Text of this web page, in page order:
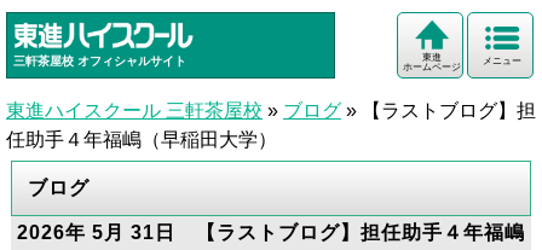
三軒茶屋校 オフィシャルサイト メニュー
東進
ホームページ
東進ハイスクール 三軒茶屋校 » ブログ »
【ラストブログ】担
任助手４年福嶋（早稲田大学）
ブログ
2026年 5月 31日 【ラストブログ】担任助手４年福嶋